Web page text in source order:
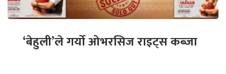
‘बेहुली’ले गर्यो ओभरसिज राइट्स कब्जा